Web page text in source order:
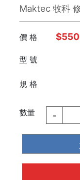
板手
日本
FUJIYA富士劍
德國 Knipex
德國 Wiha /
起子類
夾具
Maktec 牧科
價 格
型 號
規 格
數量 -